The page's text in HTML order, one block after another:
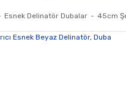
Esnek Delinatör Dubalar 45cm